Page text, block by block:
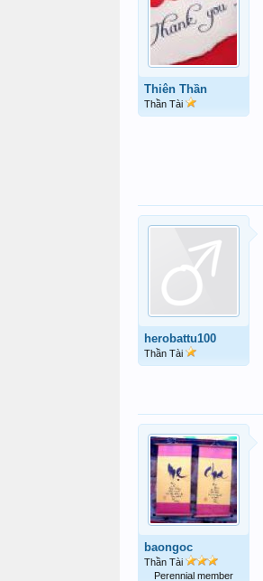
Thiên Thần
Thần Tài
herobattu100
Thần Tài
baongoc
Thần Tài
Perennial member